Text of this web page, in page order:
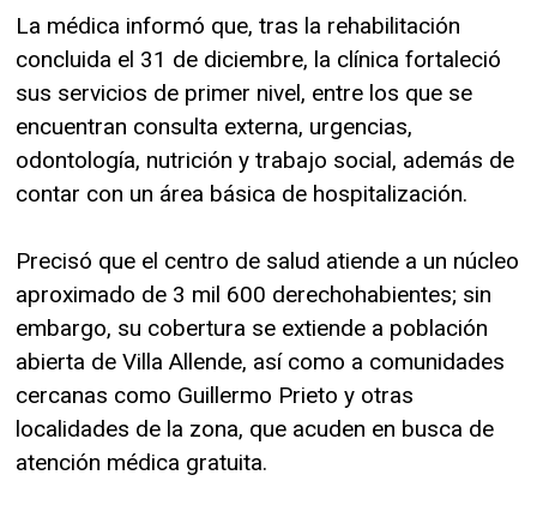
La médica informó que, tras la rehabilitación
concluida el 31 de diciembre, la clínica fortaleció
sus servicios de primer nivel, entre los que se
encuentran consulta externa, urgencias,
odontología, nutrición y trabajo social, además de
contar con un área básica de hospitalización.
Precisó que el centro de salud atiende a un núcleo
aproximado de 3 mil 600 derechohabientes; sin
embargo, su cobertura se extiende a población
abierta de Villa Allende, así como a comunidades
cercanas como Guillermo Prieto y otras
localidades de la zona, que acuden en busca de
atención médica gratuita.